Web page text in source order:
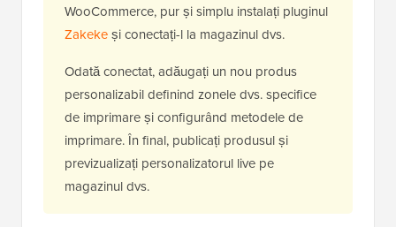
WooCommerce, pur și simplu instalați pluginul
Zakekeși conectați-l la magazinul dvs.
Odată conectat, adăugați un nou produs
personalizabil definind zonele dvs. specifice
de imprimare și configurând metodele de
imprimare. În final, publicați produsul și
previzualizați personalizatorul live pe
magazinul dvs.